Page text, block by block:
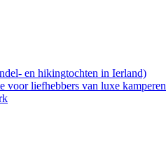
en hikingtochten in Ierland)
voor liefhebbers van luxe kamperen